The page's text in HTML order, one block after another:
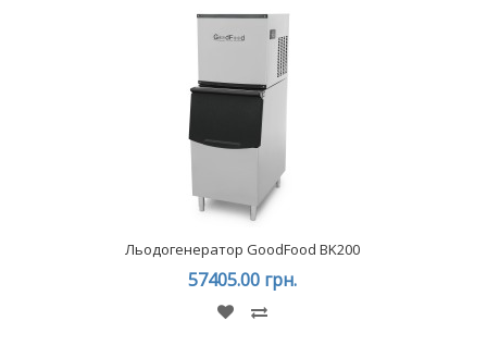
Льодогенератор GoodFood BK200
57405.00 грн.